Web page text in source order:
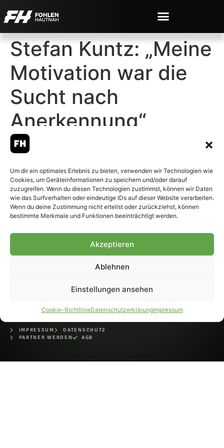
Um dir ein optimales Erlebnis zu bieten, verwenden wir Technologien wie
Cookies, um Geräteinformationen zu speichern und/oder darauf
zuzugreifen. Wenn du diesen Technologien zustimmst, können wir Daten
wie das Surfverhalten oder eindeutige IDs auf dieser Website verarbeiten.
Wenn du deine Zustimmung nicht erteilst oder zurückziehst, können
bestimmte Merkmale und Funktionen beeinträchtigt werden.
Akzeptieren
Ablehnen
Einstellungen ansehen
Cookie-RichtlinieDatenschutzerklärungImpressum
Stefan Kuntz: „Meine
Motivation war die
Sucht nach
Anerkennung“
© 2007-2026 Fohlen-Hautnah.de
– Alle rechte vorbehalten.
Fohlen-Hautnah.de ist ein
offiziell eingetragenes Magazin
IMPRESSUM
DATENSCHUTZ
PARTNER WERDEN
AGB